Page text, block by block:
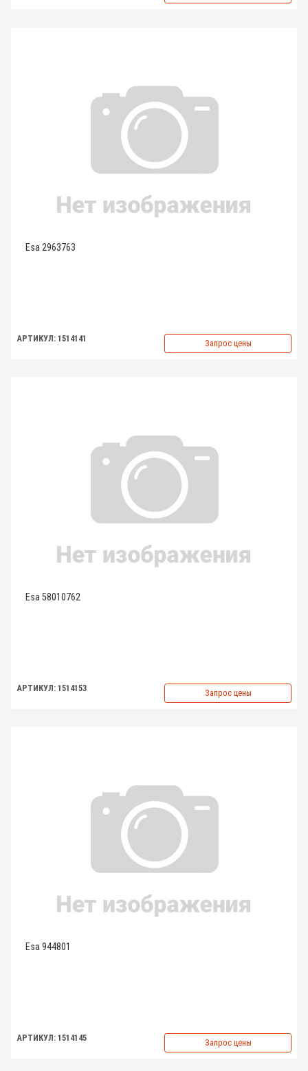
Esa 2963763
АРТИКУЛ: 1514141 Запрос цены
Esa 58010762
АРТИКУЛ: 1514153 Запрос цены
Esa 944801
АРТИКУЛ: 1514145 Запрос цены